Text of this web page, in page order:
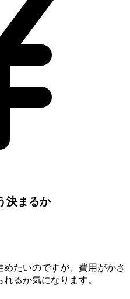
決まるか
たいのですが、費用がかさ
るか気になります。